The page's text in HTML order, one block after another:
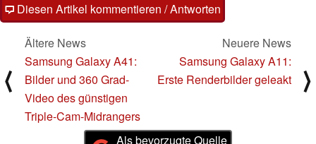
Diesen Artikel kommentieren / Antworten
⟨
Ältere News
Samsung Galaxy A41:
Bilder und 360 Grad-
Video des günstigen
Triple-Cam-Midrangers
Neuere News
Samsung Galaxy A11:
Erste Renderbilder geleakt
⟩
Als bevorzugte Quelle